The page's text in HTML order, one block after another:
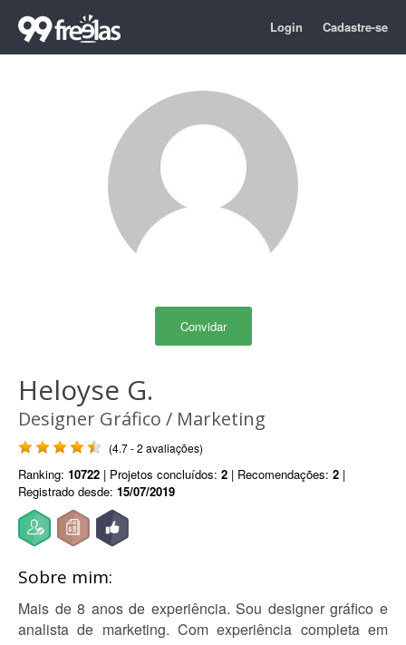
Login Cadastre-se
Convidar
Heloyse G.
Designer Gráfico / Marketing
(4.7 - 2 avaliações)
Ranking: 10722 | Projetos concluídos: 2 | Recomendações: 2 |
Registrado desde: 15/07/2019
Sobre mim:
Mais de 8 anos de experiência. Sou designer gráfico e
analista de marketing. Com experiência completa em